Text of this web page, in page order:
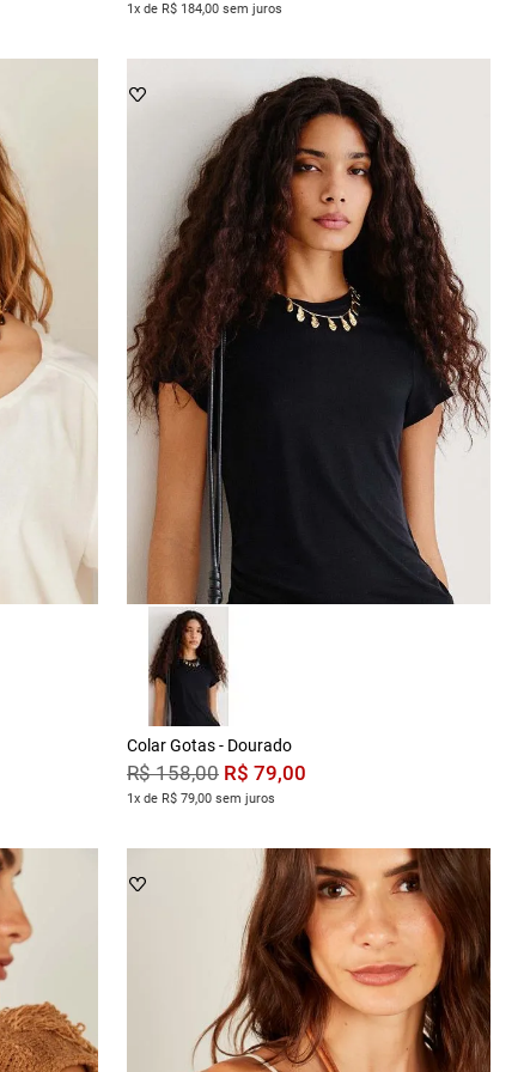
1x de R$ 184,00 sem juros
Colar Gotas - Dourado
R$ 158,00 R$ 79,00
1x de R$ 79,00 sem juros